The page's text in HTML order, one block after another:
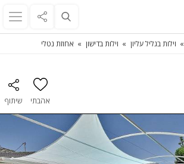
וילות בגליל עליון וילות בדישון אחוזת נטלי
אהבתי שיתוף